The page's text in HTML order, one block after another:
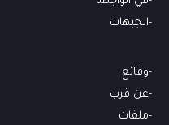
الجبهات
وقائع
عن قرب
ملفات